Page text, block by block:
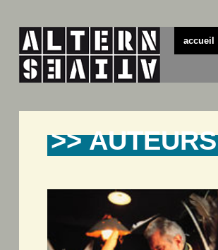
accueil
>> AUTEURS